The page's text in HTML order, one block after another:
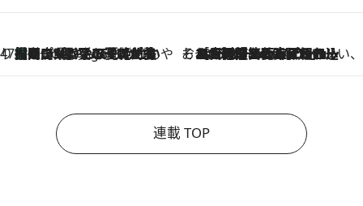
47都道府県の手みやげ ひんやりスイーツで夏を満喫
4 Hours Ago
【岡山県】この夏絶対食べたい 冷やしておいしいおやつ3選 フルーツが主役のプリンやアイスが勢揃い そおだよおこの関西おいしい、おやつ紀行
2026.8.9
［大阪府箕面市］一皿一皿目の前で仕上げられる、料理を巧みに組み込んだアシェットデセールコース「ミチル アシェット デセール（Michiru assiette dessert）」
連載 TOP